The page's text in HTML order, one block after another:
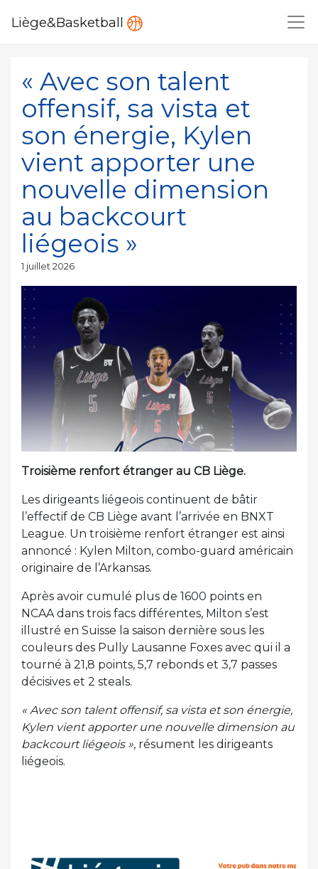
Liège&Basketball
« Avec son talent
offensif, sa vista et
son énergie, Kylen
vient apporter une
nouvelle dimension
au backcourt
liégeois »
Publié
1 juillet 2026
Troisième renfort étranger au CB Liège.
Les dirigeants liégeois continuent de bâtir
l’effectif de CB Liège avant l’arrivée en BNXT
League. Un troisième renfort étranger est ainsi
annoncé : Kylen Milton, combo-guard américain
originaire de l’Arkansas.
Après avoir cumulé plus de 1600 points en
NCAA dans trois facs différentes, Milton s’est
illustré en Suisse la saison dernière sous les
couleurs des Pully Lausanne Foxes avec qui il a
tourné à 21,8 points, 5,7 rebonds et 3,7 passes
décisives et 2 steals.
« Avec son talent offensif, sa vista et son énergie,
Kylen vient apporter une nouvelle dimension au
backcourt liégeois », résument les dirigeants
liégeois.